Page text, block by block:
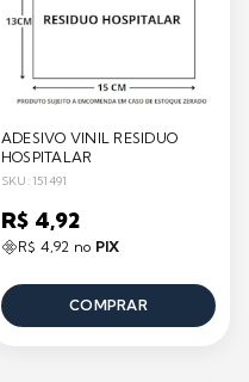
ADESIVO VINIL RESIDUO
HOSPITALAR
SKU: 151491
R$ 4,92
R$ 4,92 no PIX
COMPRAR